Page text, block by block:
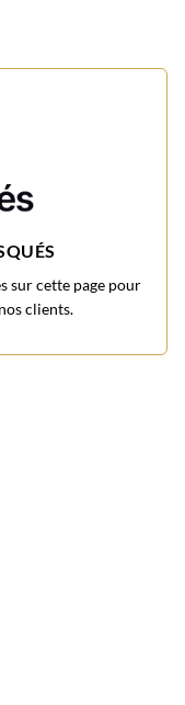
sur cette page pour
clients.